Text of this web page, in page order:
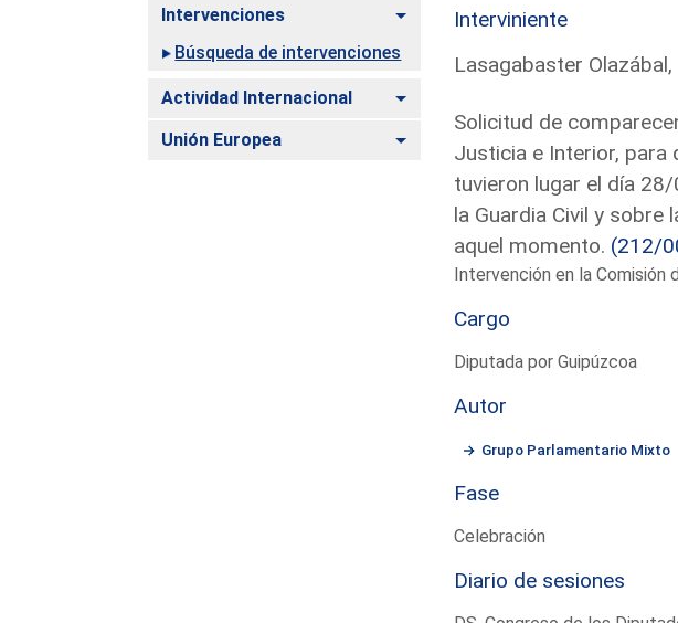
Intervenciones
Alternar
Búsqueda de intervenciones
Actividad Internacional Alternar
Unión Europea Alternar
Interviniente
Lasagabaster
Solicitud de
Justicia e Interior,
tuvieron lugar el día
la Guardia Civil y sobre
aquel momento. (212/
Intervención en la
Cargo
Diputada por Guipúzcoa
Autor
Grupo Parlamentario Mixto
Fase
Celebración
Diario de sesiones